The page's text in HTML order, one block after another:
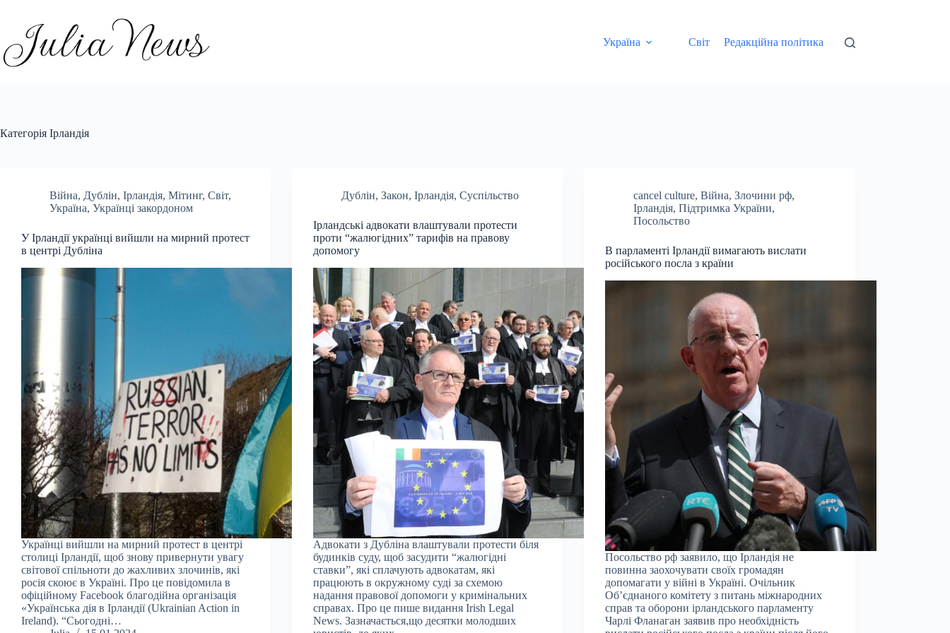
вмісту
Україна
Світ Редакційна політика
Категорія Ірландія
Війна, Дублін, Ірландія, Мітинг, Світ,
Україна, Українці закордоном
У Ірландії українці вийшли на мирний протест
в центрі Дубліна
Українці вийшли на мирний протест в центрі
столиці Ірландії, щоб знову привернути увагу
світової спільноти до жахливих злочинів, які
росія скоює в Україні. Про це повідомила в
офіційному Facebook благодійна організація
«Українська дія в Ірландії (Ukrainian Action in
Ireland). “Сьогодні…
Дублін,Закон,Ірландія,Суспільство
Ірландські адвокати влаштували протести
проти “жалюгідних” тарифів на правову
допомогу
Адвокати з Дубліна влаштували протести біля
будинків суду, щоб засудити “жалюгідні
ставки”, які сплачують адвокатам, які
працюють в окружному суді за схемою
надання правової допомоги у кримінальних
справах. Про це пише видання Irish Legal
News. Зазначається,що десятки молодших
cancel culture,Війна,Злочини рф,
Ірландія,Підтримка України,
Посольство
В парламенті Ірландії вимагають вислати
російського посла з країни
Посольство рф заявило, що Ірландія не
повинна заохочувати своїх громадян
допомагати у війні в Україні. Очільник
Об’єднаного комітету з питань міжнародних
справ та оборони ірландського парламенту
Чарлі Фланаган заявив про необхідність